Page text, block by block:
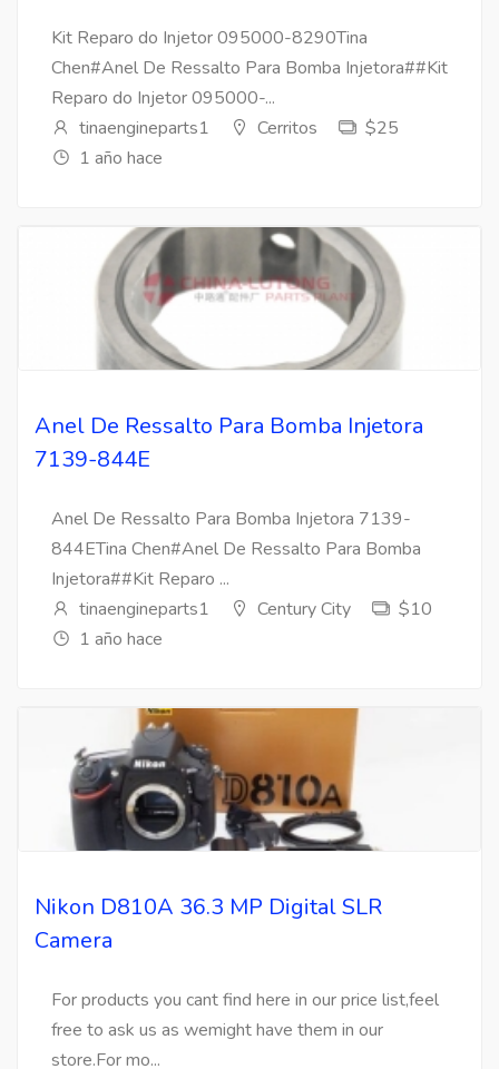
Kit Reparo do Injetor 095000-8290Tina
Chen#Anel De Ressalto Para Bomba Injetora##Kit
Reparo do Injetor 095000-...
tinaengineparts1
Cerritos
$25
1 año hace
Anel De Ressalto Para Bomba Injetora
7139-844E
Anel De Ressalto Para Bomba Injetora 7139-
844ETina Chen#Anel De Ressalto Para Bomba
Injetora##Kit Reparo ...
tinaengineparts1
Century City
$10
1 año hace
Nikon D810A 36.3 MP Digital SLR
Camera
For products you cant find here in our price list,feel
free to ask us as wemight have them in our
store.For mo...